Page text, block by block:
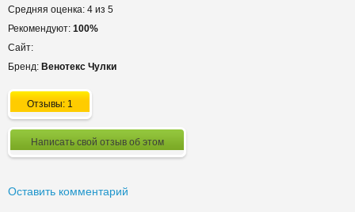
Средняя оценка: 4 из 5
Рекомендуют: 100%
Сайт:
Бренд: Венотекс Чулки
Отзывы: 1
Написать свой отзыв об этом
Оставить комментарий